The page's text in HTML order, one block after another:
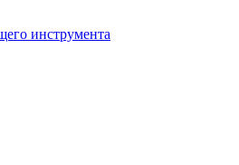
инструмента